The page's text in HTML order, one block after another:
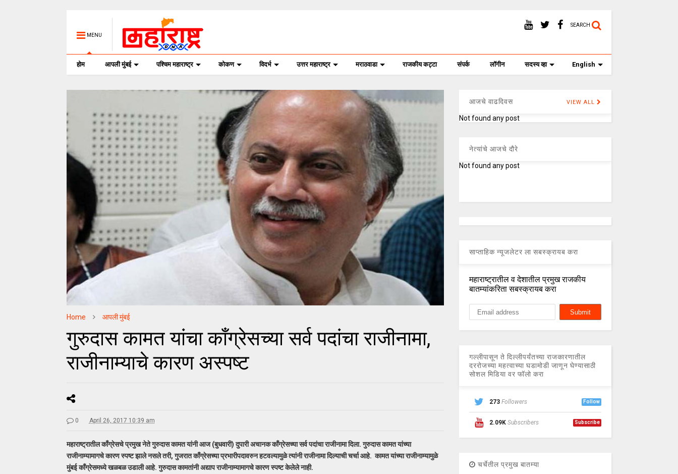
MENU
SEARCH
होम आपली मुंबई पश्चिम महाराष्ट्र कोकण विदर्भ उत्तर महाराष्ट्र मराठवाडा राजकीय कट्टा संपर्क लॉगीन सदस्य व्हा English
Home आपली मुंबई
गुरुदास कामत यांचा काँग्रेसच्या सर्व पदांचा राजीनामा,
राजीनाम्याचे कारण अस्पष्ट
0 April 26, 2017 10:39 am
महाराष्ट्रातील काँग्रेसचे प्रमुख नेते गुरुदास कामत यांनी आज (बुधवारी) दुपारी अचानक काँग्रेसच्या सर्व पदांचा राजीनामा दिला. गुरुदास कामत यांच्या
राजीनाम्यामागचे कारण स्पष्ट झाले नसले तरी, गुजरात काँग्रेसच्या प्रभारीपदावरुन हटवल्यामुळे त्यांनी राजीनामा दिल्याची चर्चा आहे. कामत यांच्या राजीनाम्यामुळे
मुंबई काँग्रेसमध्ये खळबळ उडाली आहे. गुरुदास कामतांनी अद्याप राजीनाम्यामागचे कारण स्पष्ट केलेले नाही.
आजचे वाढदिवस VIEW ALL
Not found any post
नेत्यांचे आजचे दौरे
Not found any post
साप्ताहिक न्यूजलेटर ला सबस्क्रायब करा
महाराष्ट्रातील व देशातील प्रमुख राजकीय
बातम्यांकरिता सबस्क्रायब करा
गल्लीपासून ते दिल्लीपर्यंतच्या राजकारणातील
दररोजच्या महत्वाच्या घडामोडी जाणून घेण्यासाठी
सोशल मिडिया वर फॉलो करा
273 Followers Follow
2.09K Subscribers Subscribe
चर्चेतील प्रमुख बातम्या